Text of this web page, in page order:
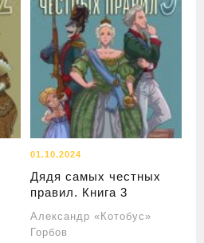
01.10.2024
Дядя самых честных
правил. Книга 3
Александр «Котобус»
Горбов